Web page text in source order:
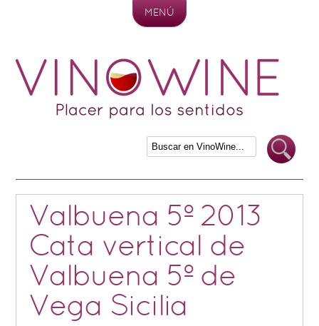
MENÚ
Valbuena 5º 2013
Cata vertical de
Valbuena 5º de
Vega Sicilia